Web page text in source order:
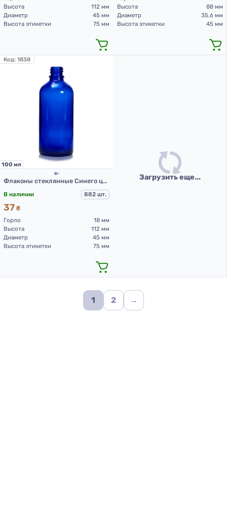
Высота
112 мм
Диаметр
45 мм
Высота этикетки
75 мм
Высота
88 мм
Диаметр
35.6 мм
Высота этикетки
45 мм
Код: 1838
100 мл
Флаконы стеклянные Синего цвета с винтовой горловиной 100 мл, DIN 18, для Л-С (стеклянные флаконы 100 мл)
В наличии 882 шт.
37 ₴
Горло
18 мм
Высота
112 мм
Диаметр
45 мм
Высота этикетки
75 мм
Загрузить еще...
1 2 →